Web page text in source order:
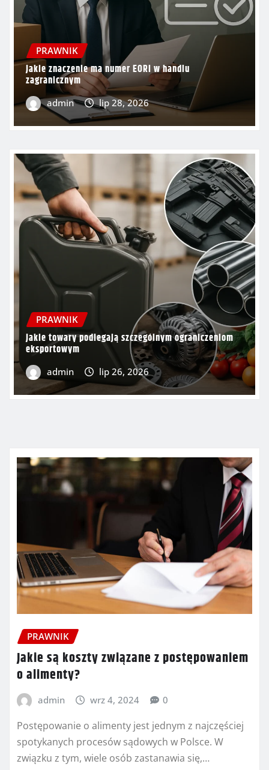
PRAWNIK
Jakie znaczenie ma numer EORI w handlu
zagranicznym
admin lip 28, 2026
PRAWNIK
Jakie towary podlegają szczególnym ograniczeniom
eksportowym
admin lip 26, 2026
PRAWNIK
Jakie są koszty związane z postępowaniem
o alimenty?
admin wrz 4, 2024 0
Postępowanie o alimenty jest jednym z najczęściej
spotykanych procesów sądowych w Polsce. W
związku z tym, wiele osób zastanawia się,…